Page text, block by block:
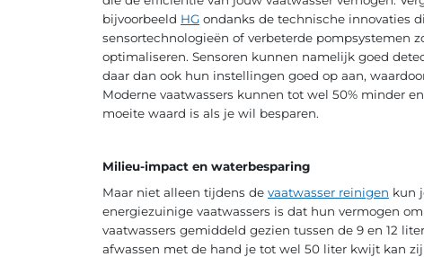
bijvoorbeeld HG ondanks de technische innovaties
sensortechnologieën of verbeterde pompsystemen
optimaliseren. Sensoren kunnen namelijk goed
daar dan ook hun instellingen goed op aan,
Moderne vaatwassers kunnen tot wel 50% minder
moeite waard is als je wil besparen.
Milieu-impact en waterbesparing
Maar niet alleen tijdens de vaatwasser reinigen kun
energiezuinige vaatwassers is dat hun vermogen
vaatwassers gemiddeld gezien tussen de 9 en 12
afwassen met de hand je tot wel 50 liter kwijt kan